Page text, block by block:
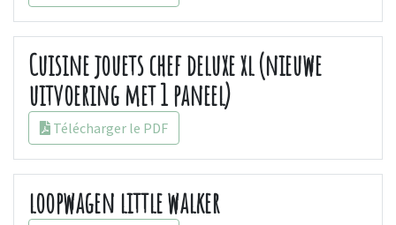
Cuisine jouets chef deluxe xl (nieuwe
uitvoering met 1 paneel)
Télécharger le PDF
loopwagen little walker